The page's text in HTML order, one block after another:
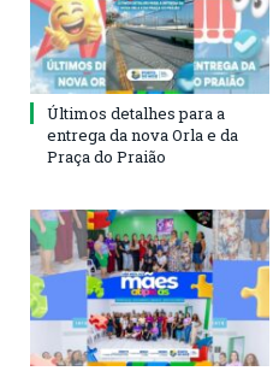
Últimos detalhes para a
entrega da nova Orla e da
Praça do Praião